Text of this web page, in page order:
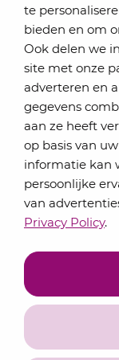
te
bieden en om
Ook delen we
site met onze
adverteren en
gegevens
aan ze heeft
op basis van
informatie kan
persoonlijke
van
Privacy Policy.
Schrijf je in
Elke maand
de eSigt het
Jouw emailadres
Inschrijven
Privacyverklaring